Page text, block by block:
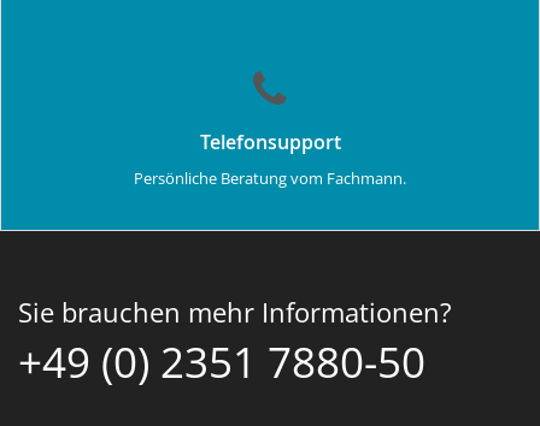
Telefonsupport
Persönliche Beratung vom Fachmann.
Sie brauchen mehr Informationen?
+49 (0) 2351 7880-50